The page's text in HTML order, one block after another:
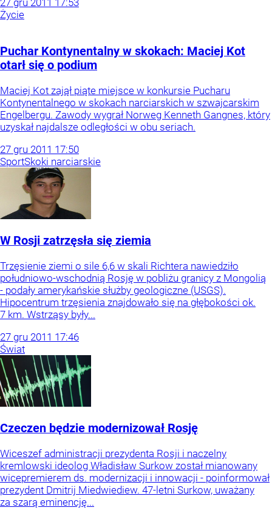
Życie
Puchar Kontynentalny w skokach: Maciej Kot
otarł się o podium
Maciej Kot zajął piąte miejsce w konkursie Pucharu
Kontynentalnego w skokach narciarskich w szwajcarskim
Engelbergu. Zawody wygrał Norweg Kenneth Gangnes, który
uzyskał najdalsze odległości w obu seriach.
27 gru 2011 17:50
SportSkoki narciarskie
W Rosji zatrzęsła się ziemia
Trzęsienie ziemi o sile 6,6 w skali Richtera nawiedziło
południowo-wschodnią Rosję w pobliżu granicy z Mongolią
- podały amerykańskie służby geologiczne (USGS).
Hipocentrum trzęsienia znajdowało się na głębokości ok.
7 km. Wstrząsy były...
27 gru 2011 17:46
Świat
Czeczen będzie modernizował Rosję
Wiceszef administracji prezydenta Rosji i naczelny
kremlowski ideolog Władisław Surkow został mianowany
wicepremierem ds. modernizacji i innowacji - poinformował
prezydent Dmitrij Miedwiediew. 47-letni Surkow, uważany
za szarą eminencję...